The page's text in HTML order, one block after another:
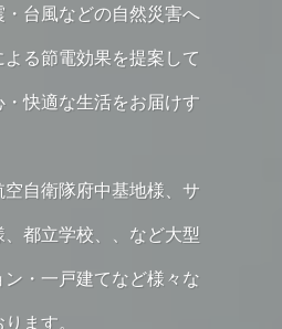
・台風などの自然災害へ
る節電効果を提案して
快適な生活をお届けす
自衛隊府中基地様、サ
都立学校、、など大型
・一戸建てなど様々な
ます。